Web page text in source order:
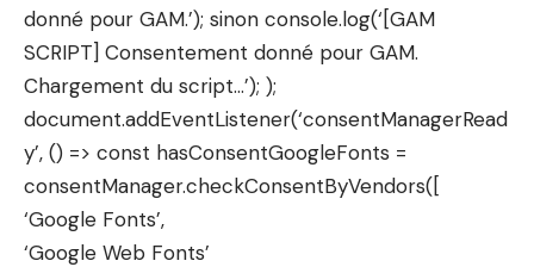
donné pour GAM.’); sinon console.log(‘[GAM
SCRIPT] Consentement donné pour GAM.
Chargement du script…’); );
document.addEventListener(‘consentManagerRead
y’, () => const hasConsentGoogleFonts =
consentManager.checkConsentByVendors([
‘Google Fonts’,
‘Google Web Fonts’